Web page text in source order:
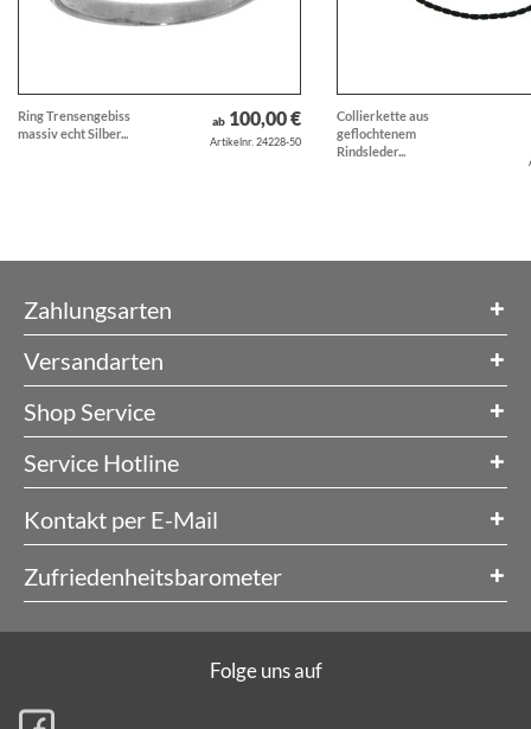
Ring Trensengebiss
massiv echt Silber...
ab100,00 €
Artikelnr. 24228-50
Collierkette aus
geflochtenem
Rindsleder...
Zahlungsarten
Versandarten
Shop Service
Service Hotline
Kontakt per E-Mail
Zufriedenheitsbarometer
Folge uns auf